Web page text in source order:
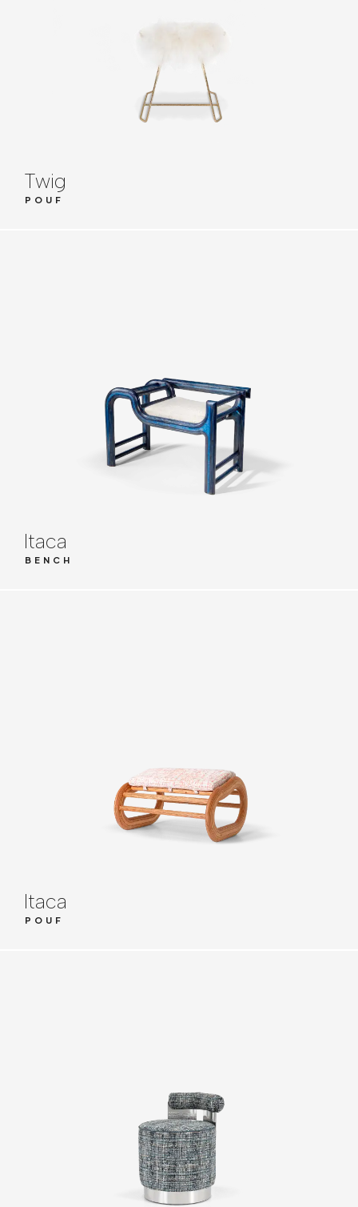
Twig
POUF
Itaca
BENCH
Itaca
POUF